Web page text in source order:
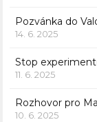
Pozvánka do
14. 6. 2025
Stop
11. 6. 2025
Rozhovor pro
10. 6. 2025